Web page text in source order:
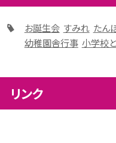
お誕生会 すみれ たん
幼稚園舎行事 小学校
リンク